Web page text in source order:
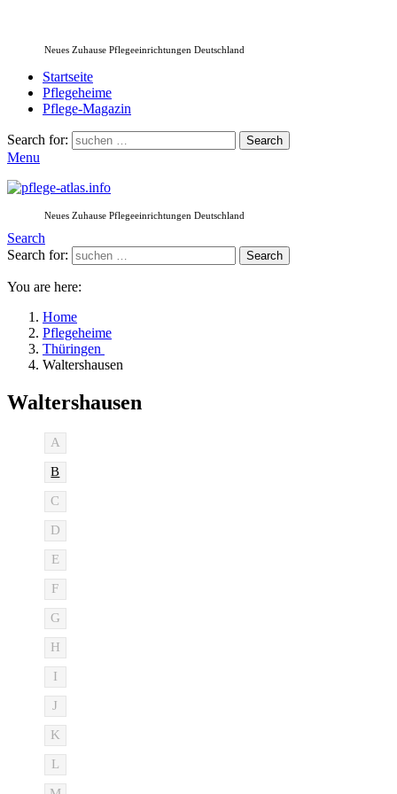
Neues Zuhause Pflegeeinrichtungen Deutschland
Startseite
Pflegeheime
Pflege-Magazin
Search for: Search
Menu
Neues Zuhause Pflegeeinrichtungen Deutschland
Search
Search for:
Search
You are here:
Home
Pflegeheime
Thüringen
Waltershausen
Waltershausen
A
B
C
D
E
F
G
H
I
J
K
L